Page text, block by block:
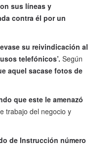
sus líneas y
contra él por un
su reivindicación al
telefónicos’. Según
aquel sacase fotos de
que este le amenazó
trabajo del negocio y
de Instrucción número